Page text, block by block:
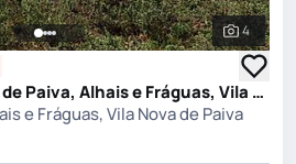
Ver
4
Terreno em Vila Nova de Paiva, Alhais e Fráguas, Vila Nova de Paiva
e Fráguas, Vila Nova de Paiva